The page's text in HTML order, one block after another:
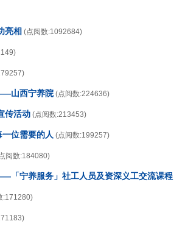
亮相 (点阅数:1092684)
山西宁养院 (点阅数:224636)
传活动 (点阅数:213453)
位需要的人 (点阅数:199257)
阅数:184080)
「宁养服务」社工人员及资深义工交流课程
:171280)